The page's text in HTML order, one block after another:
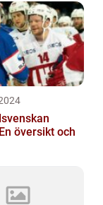
översikt och